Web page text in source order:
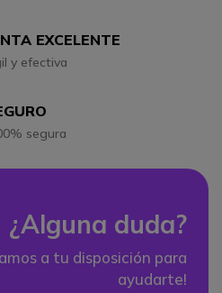
EXCELENTE
y efectiva
segura
¿Alguna duda?
a tu disposición para
ayudarte!